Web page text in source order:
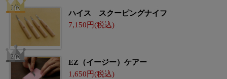
ハイス スクーピングナイフ
7,150
EZ（イージー）ケアー
1,650